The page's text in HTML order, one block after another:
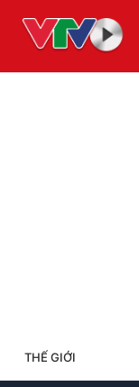
THẾ GIỚI